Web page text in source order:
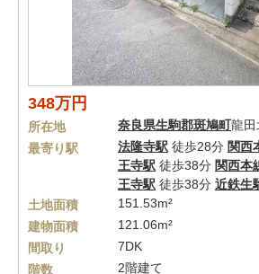
348万円
所在地 奈良県生駒郡斑鳩町龍田
最寄り駅
法隆寺駅 徒歩28分 関西
王寺駅 徒歩38分 関西本
王寺駅 徒歩38分 近鉄生
土地面積
151.53m²
建物面積
121.06m²
間取り
7DK
階数
2階建て